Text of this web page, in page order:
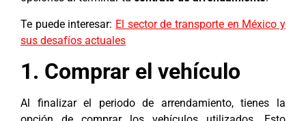
Te puede interesar: El sector de transporte en México y
sus desafíos actuales
1. Comprar el vehículo
Al finalizar el periodo de arrendamiento, tienes la